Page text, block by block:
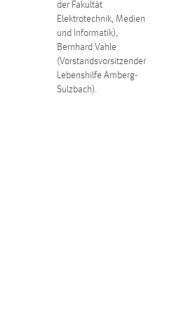
der Fakultät
Elektrotechnik, Medien
und Informatik),
Bernhard Vahle
(Vorstandsvorsitzender
Lebenshilfe Amberg-
Sulzbach).